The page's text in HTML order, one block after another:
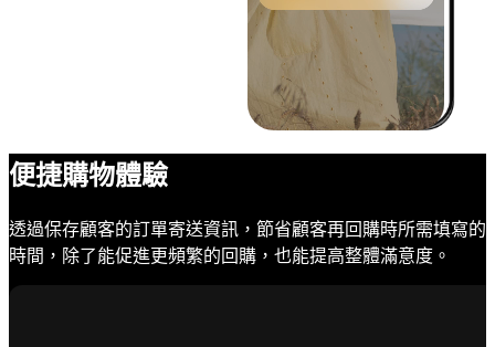
便捷購物體驗
透過保存顧客的訂單寄送資訊，節省顧客再回購時所需填寫的
時間，除了能促進更頻繁的回購，也能提高整體滿意度。